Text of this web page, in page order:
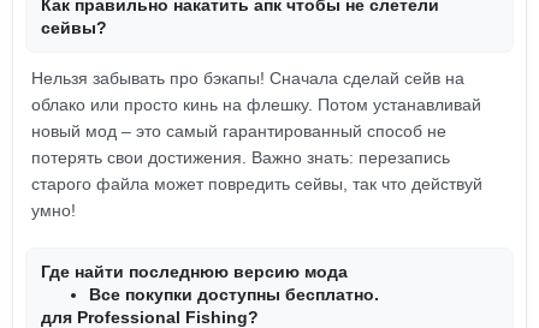
Как правильно накатить апк чтобы не слетели
сейвы?
Нельзя забывать про бэкапы! Сначала сделай сейв на
облако или просто кинь на флешку. Потом устанавливай
новый мод – это самый гарантированный способ не
потерять свои достижения. Важно знать: перезапись
старого файла может повредить сейвы, так что действуй
умно!
Где найти последнюю версию мода
Все покупки доступны бесплатно.
для Professional Fishing?